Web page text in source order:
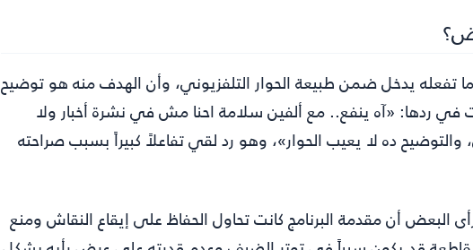
تفعله يدخل ضمن طبيعة الحوار التلفزيوني، وأن الهدف منه هو توضيح
في ردها: «آه ينفع.. مع ألفين سلامة احنا مش في نشرة أخبار ولا
ده لا يعيب الحوار»، وهو رد لقي تفاعلاً كبيراً بسبب صراحته
رأى البعض أن مقدمة البرنامج كانت تحاول الحفاظ على إيقاع النقاش ومنع